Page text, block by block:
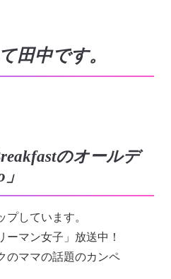
田中です。
のオールデ
しています。
ーマン女子」放送中！
ママの話題のカンペ